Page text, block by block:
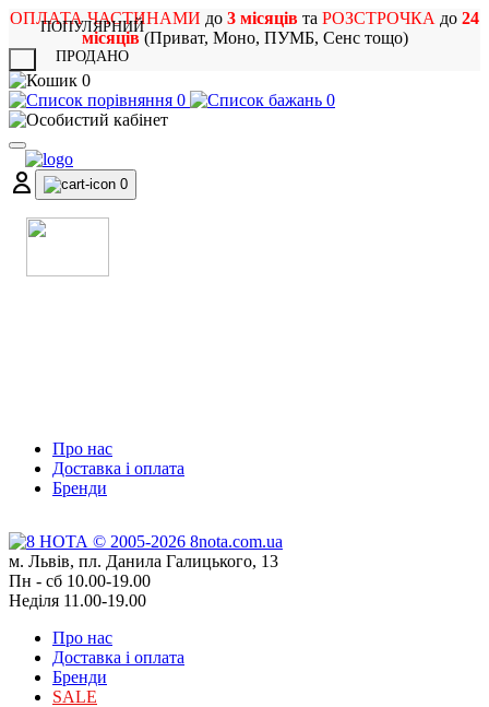
ОПЛАТА ЧАСТИНАМИ до 3 місяців та РОЗСТРОЧКА до 24
місяців(Приват, Моно, ПУМБ, Сенс тощо)
0
0
0
0
Про нас
Доставка і оплата
Бренди
м. Львів, пл. Данила Галицького, 13
Пн - сб 10.00-19.00
Неділя 11.00-19.00
Про нас
Доставка і оплата
Бренди
SALE
ПОПУЛЯРНИЙ
ПРОДАНО